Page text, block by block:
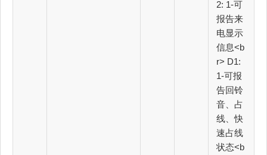
2: 1-可
报告来
电显示
信息<b
r> D1:
1-可报
告回铃
音、占
线、快
速占线
状态<b